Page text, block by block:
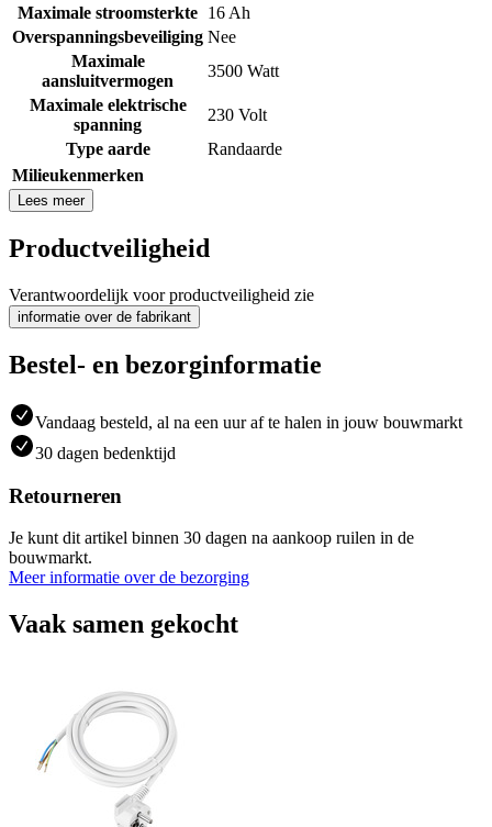
Maximale stroomsterkte 16 Ah
Overspanningsbeveiliging Nee
Maximale
aansluitvermogen
3500 Watt
Maximale elektrische
spanning
230 Volt
Type aarde
Randaarde
Milieukenmerken
Lees meer
Productveiligheid
Verantwoordelijk voor productveiligheid zie
informatie over de fabrikant
Bestel- en bezorginformatie
Vandaag besteld, al na een uur af te halen in jouw bouwmarkt
30 dagen bedenktijd
Retourneren
Je kunt dit artikel binnen 30 dagen na aankoop ruilen in de
bouwmarkt.
Meer informatie over de bezorging
Vaak samen gekocht